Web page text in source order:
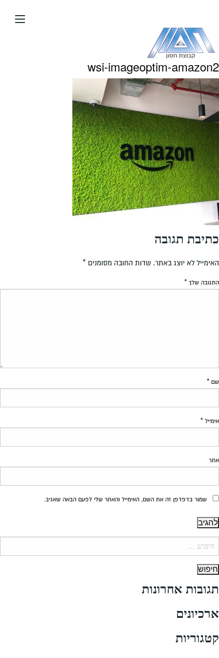
העמוד
wsi-imageoptim-amazon2
כתיבת תגובה
האימייל לא יוצג באתר. שדות החובה מסומנים *
התגובה שלך *
שם *
אימייל *
אתר
שמור בדפדפן זה את השם, האימייל והאתר שלי לפעם הבאה שאגיב.
תגובות אחרונות
ארכיונים
קטגוריות